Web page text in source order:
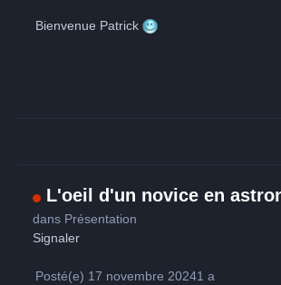
Bienvenue Patrick
L'oeil d'un novice en
dans Présentation
Signaler
Posté(e) 17 novembre 20241 a